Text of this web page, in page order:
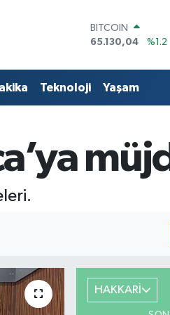
BITCOIN
65.130,04
%1.2
47,7106
%0.17
EURO
GRAM ALTIN
6648.99
%2.59
BİST100
Teknoloji Yaşam
HAKKARİ